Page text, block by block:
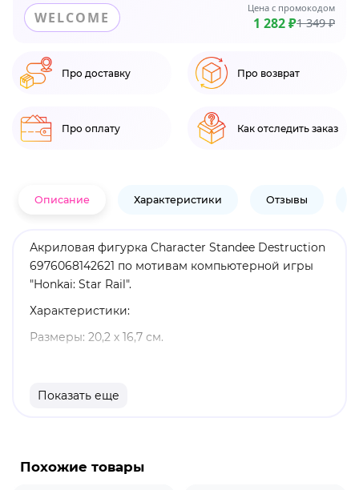
WELCOME
Цена с промокодом
1 282 ₽1 349 ₽
Про доставку Про возврат
Про оплату Как отследить заказ
Описание Характеристики Отзывы
Акриловая фигурка Character Standee Destruction
6976068142621 по мотивам компьютерной игры
"Honkai: Star Rail".
Характеристики:
Размеры: 20,2 х 16,7 см.
Оригинальный и официально лицензированный
Хук - играбельный персонаж в игре "Honkai: Star
Показать еще
Похожие товары